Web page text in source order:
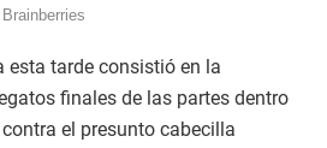
esta tarde consistió en la
finales de las partes dentro
el presunto cabecilla